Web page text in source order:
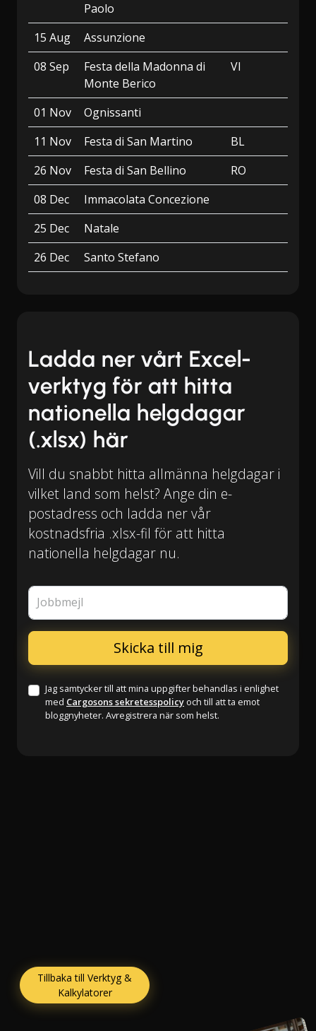
Paolo
15 Aug
Assunzione
08 Sep
Festa della Madonna di
Monte Berico
VI
01 Nov
Ognissanti
11 Nov
Festa di San Martino
BL
26 Nov
Festa di San Bellino
RO
08 Dec
Immacolata Concezione
25 Dec
Natale
26 Dec
Santo Stefano
Ladda ner vårt Excel-
verktyg för att hitta
nationella helgdagar
(.xlsx) här
Vill du snabbt hitta allmänna helgdagar i
vilket land som helst? Ange din e-
postadress och ladda ner vår
kostnadsfria .xlsx-fil för att hitta
nationella helgdagar nu.
Jobbmejl
Jag samtycker till att mina uppgifter behandlas i enlighet
med Cargosons sekretesspolicy och till att ta emot
bloggnyheter. Avregistrera när som helst.
Tillbaka till Verktyg &
Kalkylatorer